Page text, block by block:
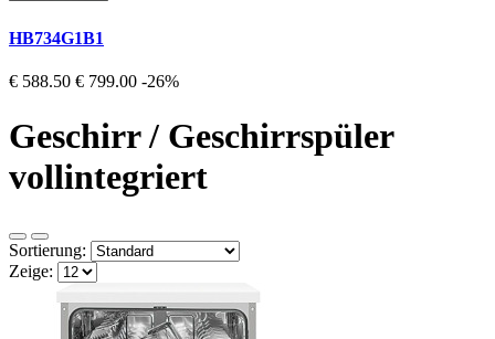
HB734G1B1
€ 588.50 € 799.00 -26%
Geschirr / Geschirrspüler
vollintegriert
Sortierung:
Zeige: